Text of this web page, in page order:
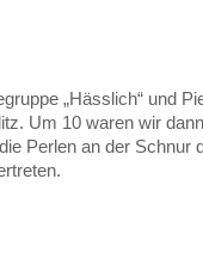
„Hässlich“ und
Um 10 waren wir
Perlen an der Schnur